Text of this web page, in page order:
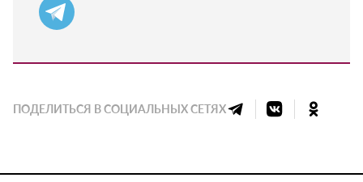
ПОДЕЛИТЬСЯ В СОЦИАЛЬНЫХ СЕТЯХ